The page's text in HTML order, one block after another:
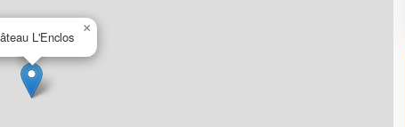
L'Enclos
×